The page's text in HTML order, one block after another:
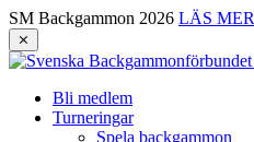
SM Backgammon 2026 LÄS MER
⨯
Bli medlem
Turneringar
Spela backgammon